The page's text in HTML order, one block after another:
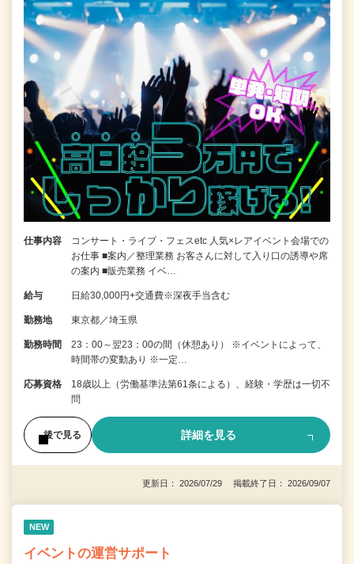
仕事内容
コンサート・ライブ・フェスetc 人気×レアイベント会場での
お仕事 ■案内／整理業務 お客さんに対して入り口の誘導や席
の案内 ■販売業務 イベ…
給与 日給30,000円+交通費※深夜手当含む
勤務地 東京都／埼玉県
勤務時間
23：00～翌23：00の間（休憩あり） ※イベントによって、
時間帯の変動あり ※一定…
応募資格
18歳以上（労働基準法第61条による）、経験・学歴は一切不
問
後で見る 詳細を見る
更新日： 2026/07/29 掲載終了日： 2026/09/07
NEW
イベントの運営サポート